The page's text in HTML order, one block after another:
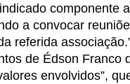
componente
a convocar
referida
de Édson Franco
envolvidos”,